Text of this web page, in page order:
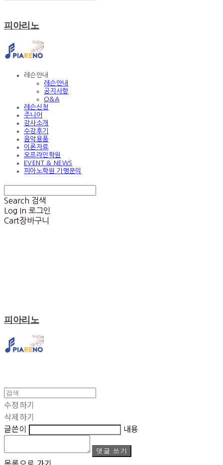
피아리노
레슨안내
레슨안내
공지사항
Q&A
레슨신청
주니어
강사소개
수강후기
음악용품
이론자료
오프라인학원
EVENT & NEWS
피아노학원 가맹문의
Search 검색
Log In 로그인
Cart장바구니
피아리노
수정하기
삭제하기
글쓴이
내용
댓글 쓰기